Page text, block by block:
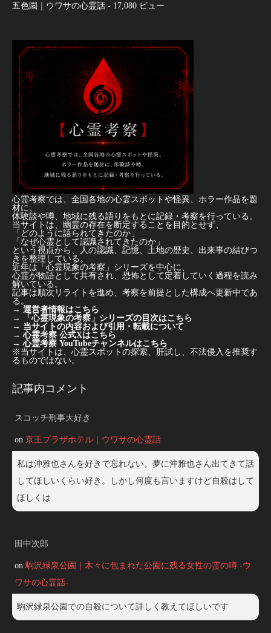
五色園｜ウワサの心霊話 - 17,080 ビュー
心霊考察では、全国各地の心霊スポットや怪異、ホラー作品を題
材に、
体験談や噂、地域に残る語りをもとに記録・考察を行っている。
当サイトは、幽霊の存在を断定することを目的とせず、
「どのように語られてきたのか」
「なぜ心霊として認識されてきたのか」
という視点から、人の認識、記憶、土地の歴史、出来事の結びつ
きを整理している。
近年は「心霊現象の考察」シリーズを中心に、
心霊が物語として共有され、恐怖として定着していく過程を読み
解いている。
記事は順次リライトを進め、考察を前提とした構成へ更新中であ
る。
→ 運営者情報はこちら
→
「心霊現象の考察」シリーズの目次はこちら
→ 当サイトの内容および引用・転載について
→ 心霊考察 公式Xはこちら
→ 心霊考察 YouTubeチャンネルはこちら
※当サイトは、心霊スポットの探索、肝試し、不法侵入を推奨す
るものではない。
記事内コメント
スコッチ刑事大好き
on 京王プラザホテル｜ウワサの心霊話
私は沖雅也さんを好きで忘れない。夢に沖雅也さん出てきて話
してほしいくらい好き。しかし何度も言いますけど自殺はして
ほしくは
田中次郎
on駒沢緑泉公園｜木々に包まれた公園に残る女性の霊の噂 -ウ
ワサの心霊話-
駒沢緑泉公園での自殺について詳しく教えてほしいです